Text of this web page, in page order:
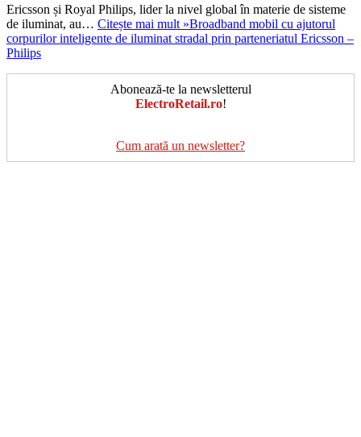
Ericsson și Royal Philips, lider la nivel global în materie de sisteme
de iluminat, au… Citește mai mult »Broadband mobil cu ajutorul
corpurilor inteligente de iluminat stradal prin parteneriatul Ericsson –
Philips
Abonează-te la newsletterul
ElectroRetail.ro!
Cum arată un newsletter?